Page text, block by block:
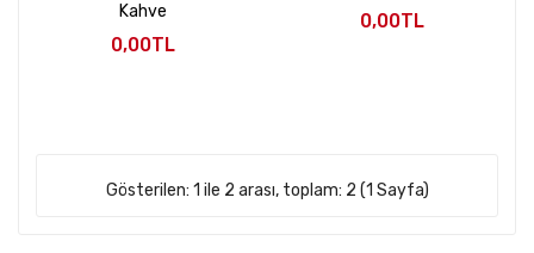
Kahve
0,00TL
0,00TL
Gösterilen: 1 ile 2 arası, toplam: 2 (1 Sayfa)